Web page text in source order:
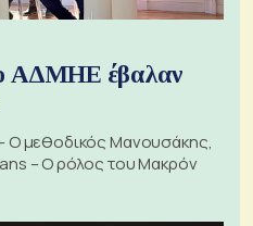
ο ΑΔΜΗΕ έβαλαν
Ο μεθοδικός Μανουσάκης,
– Ο ρόλος του Μακρόν